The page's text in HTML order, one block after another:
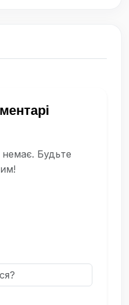
немає. Будьте